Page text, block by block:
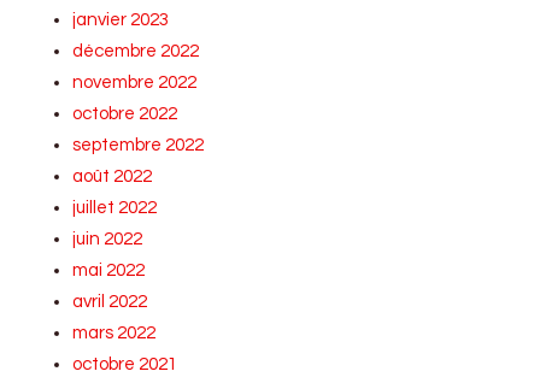
janvier 2023
décembre 2022
novembre 2022
octobre 2022
septembre 2022
août 2022
juillet 2022
juin 2022
mai 2022
avril 2022
mars 2022
octobre 2021